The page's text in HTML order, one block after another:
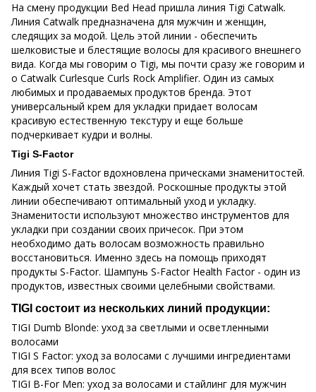
На смену продукции Bed Head пришла линия Tigi Catwalk.
Линия Catwalk предназначена для мужчин и женщин,
следящих за модой. Цель этой линии - обеспечить
шелковистые и блестящие волосы для красивого внешнего
вида. Когда мы говорим о Tigi, мы почти сразу же говорим и
о Catwalk Curlesque Curls Rock Amplifier. Один из самых
любимых и продаваемых продуктов бренда. Этот
универсальный крем для укладки придает волосам
красивую естественную текстуру и еще больше
подчеркивает кудри и волны.
Tigi S-Factor
Линия Tigi S-Factor вдохновлена прическами знаменитостей.
Каждый хочет стать звездой. Роскошные продукты этой
линии обеспечивают оптимальный уход и укладку.
Знаменитости используют множество инструментов для
укладки при создании своих причесок. При этом
необходимо дать волосам возможность правильно
восстановиться. Именно здесь на помощь приходят
продукты S-Factor. Шампунь S-Factor Health Factor - один из
продуктов, известных своими целебными свойствами.
TIGI состоит из нескольких линий продукции:
TIGI Dumb Blonde: уход за светлыми и осветленными
волосами
TIGI S Factor: уход за волосами с лучшими ингредиентами
для всех типов волос
TIGI B-For Men: уход за волосами и стайлинг для мужчин